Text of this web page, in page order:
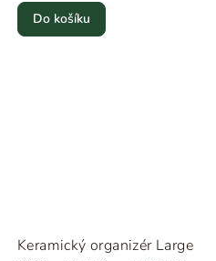
Do košíku
Keramický organizér Large